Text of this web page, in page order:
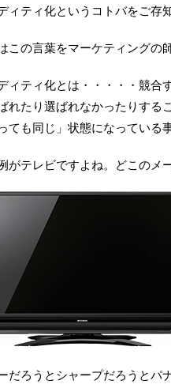
ィティ化というコトバをご存
この言葉をマーケティングの
ィティ化とは・・・・・競合
れたり選ばれなかったりする
ても同じ」状態になっている
がテレビですよね。どこのメ
だろうとシャープだろうとパ